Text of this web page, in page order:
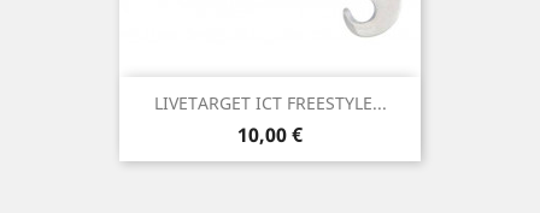
LIVETARGET ICT FREESTYLE...
Preço
10,00 €